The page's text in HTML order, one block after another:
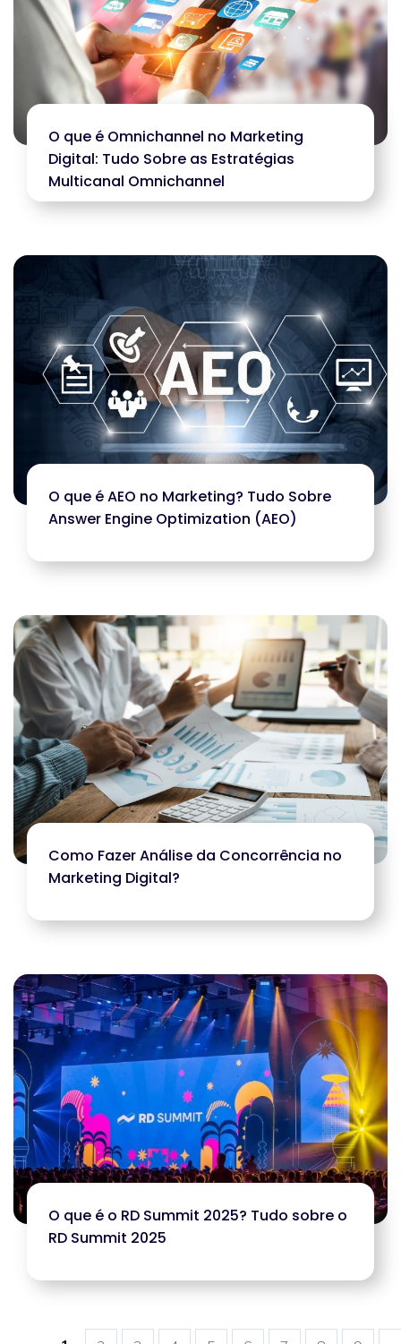
O que é Omnichannel no Marketing
Digital: Tudo Sobre as Estratégias
Multicanal Omnichannel
O que é AEO no Marketing? Tudo Sobre
Answer Engine Optimization (AEO)
Como Fazer Análise da Concorrência no
Marketing Digital?
O que é o RD Summit 2025? Tudo sobre o
RD Summit 2025